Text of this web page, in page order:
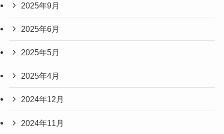
2025年9月
2025年6月
2025年5月
2025年4月
2024年12月
2024年11月